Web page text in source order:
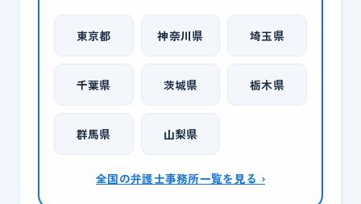
東京都 神奈川県 埼玉県
千葉県 茨城県 栃木県
群馬県 山梨県
全国の弁護士事務所一覧を見る ›